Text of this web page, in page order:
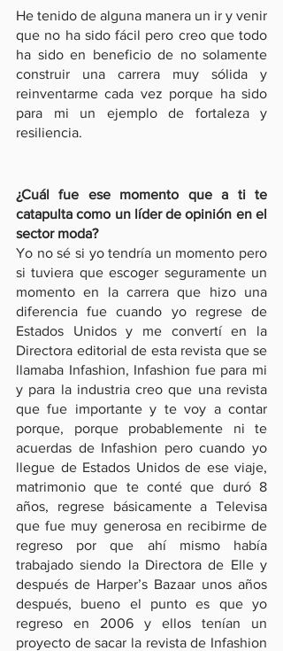
He tenido de alguna manera un ir y venir
que no ha sido fácil pero creo que todo
ha sido en beneficio de no solamente
construir una carrera muy sólida y
reinventarme cada vez porque ha sido
para mi un ejemplo de fortaleza y
resiliencia.
¿Cuál fue ese momento que a ti te
catapulta como un líder de opinión en el
sector moda?
Yo no sé si yo tendría un momento pero
si tuviera que escoger seguramente un
momento en la carrera que hizo una
diferencia fue cuando yo regrese de
Estados Unidos y me convertí en la
Directora editorial de esta revista que se
llamaba Infashion, Infashion fue para mi
y para la industria creo que una revista
que fue importante y te voy a contar
porque, porque probablemente ni te
acuerdas de Infashion pero cuando yo
llegue de Estados Unidos de ese viaje,
matrimonio que te conté que duró 8
años, regrese básicamente a Televisa
que fue muy generosa en recibirme de
regreso por que ahí mismo había
trabajado siendo la Directora de Elle y
después de Harper’s Bazaar unos años
después, bueno el punto es que yo
regreso en 2006 y ellos tenían un
proyecto de sacar la revista de Infashion